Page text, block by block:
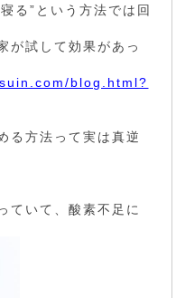
る”という方法では回
が試して効果があっ
blog.html?
る方法って実は真逆
ていて、酸素不足に